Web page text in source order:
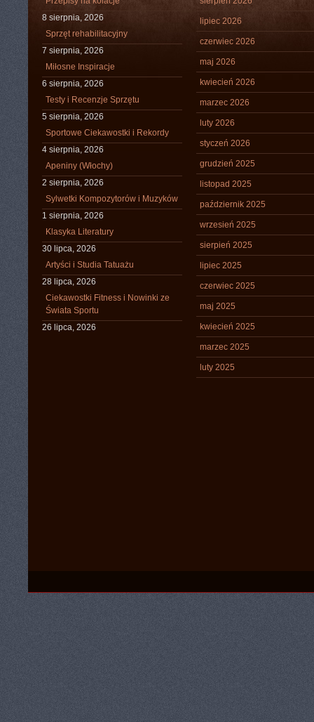
8 sierpnia, 2026
Sprzęt rehabilitacyjny
7 sierpnia, 2026
Miłosne Inspiracje
6 sierpnia, 2026
Testy i Recenzje Sprzętu
5 sierpnia, 2026
Sportowe Ciekawostki i Rekordy
4 sierpnia, 2026
Apeniny (Włochy)
2 sierpnia, 2026
Sylwetki Kompozytorów i Muzyków
1 sierpnia, 2026
Klasyka Literatury
30 lipca, 2026
Artyści i Studia Tatuażu
28 lipca, 2026
Ciekawostki Fitness i Nowinki ze
Świata Sportu
26 lipca, 2026
lipiec 2026
czerwiec 2026
maj 2026
kwiecień 2026
marzec 2026
luty 2026
styczeń 2026
grudzień 2025
listopad 2025
październik 2025
wrzesień 2025
sierpień 2025
lipiec 2025
czerwiec 2025
maj 2025
kwiecień 2025
marzec 2025
luty 2025